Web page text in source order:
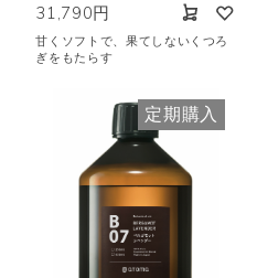
31,790円
甘くソフトで、果てしないくつろ
ぎをもたらす
定期購入